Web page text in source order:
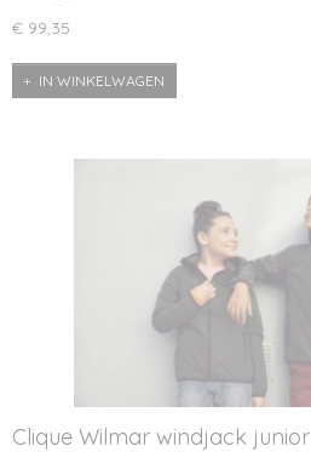
€ 99,35
IN WINKELWAGEN
Clique Wilmar windjack junior